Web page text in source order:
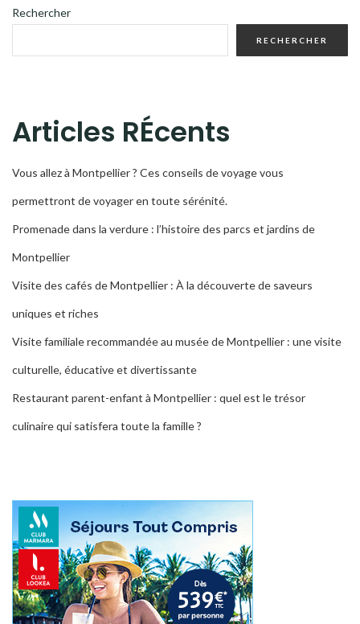
Rechercher
RECHERCHER
Articles RÉcents
Vous allez à Montpellier ? Ces conseils de voyage vous
permettront de voyager en toute sérénité.
Promenade dans la verdure : l’histoire des parcs et jardins de
Montpellier
Visite des cafés de Montpellier : À la découverte de saveurs
uniques et riches
Visite familiale recommandée au musée de Montpellier : une visite
culturelle, éducative et divertissante
Restaurant parent-enfant à Montpellier : quel est le trésor
culinaire qui satisfera toute la famille ?